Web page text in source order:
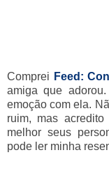
Comprei Feed:
amiga que
emoção com ela.
ruim, mas
melhor seus
pode ler minha